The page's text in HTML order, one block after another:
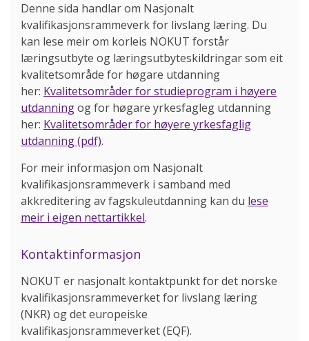
Denne sida handlar om Nasjonalt
kvalifikasjonsrammeverk for livslang læring. Du
kan lese meir om korleis NOKUT forstår
læringsutbyte og læringsutbyteskildringar som eit
kvalitetsområde for høgare utdanning
her: Kvalitetsområder for studieprogram i høyere
utdanningog for høgare yrkesfagleg utdanning
her: Kvalitetsområder for høyere yrkesfaglig
utdanning (pdf).
For meir informasjon om Nasjonalt
kvalifikasjonsrammeverk i samband med
akkreditering av fagskuleutdanning kan du lese
meir i eigen nettartikkel.
Kontaktinformasjon
NOKUT er nasjonalt kontaktpunkt for det norske
kvalifikasjonsrammeverket for livslang læring
(NKR) og det europeiske
kvalifikasjonsrammeverket (EQF).